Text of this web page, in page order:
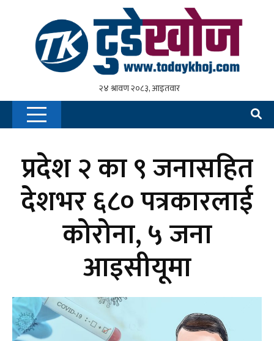
प्रदेश २ का ९ जनासहित
देशभर ६८० पत्रकारलाई
कोरोना, ५ जना
आइसीयूमा